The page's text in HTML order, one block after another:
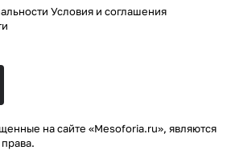
Условия и соглашения
на сайте «Mesoforia.ru», являются